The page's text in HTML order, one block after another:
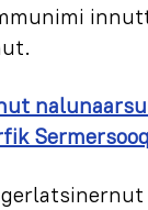
Sermersooq